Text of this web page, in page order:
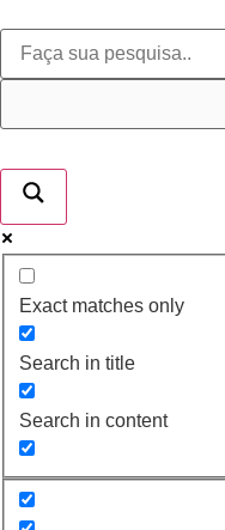
Exact matches only
Search in title
Search in content